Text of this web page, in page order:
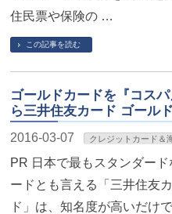
住民票や保険の …
この記事を読む
ゴールドカードを『コス
ら三井住友カード ゴールド
2016-03-07 クレジットカード＆
PR 日本で最もスタンダード
ードとも言える「三井住友
ド」は、知名度が高いだけ